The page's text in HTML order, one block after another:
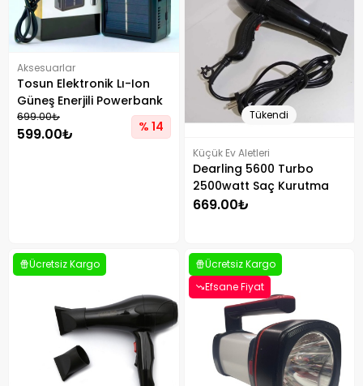
Aksesuarlar
Tosun Elektronik Lı-Ion
Güneş Enerjili Powerbank
Özellikli Pil Şarj Makinesi
699.00₺
599.00₺ % 14
Tükendi
Küçük Ev Aletleri
Dearling 5600 Turbo
2500watt Saç Kurutma
Ve Fön Makinesi Hız Ve
669.00₺
Ücretsiz Kargo
Ücretsiz Kargo
Efsane Fiyat